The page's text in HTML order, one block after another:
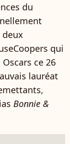
du
qui
ce 26
lauréat
Bonnie &